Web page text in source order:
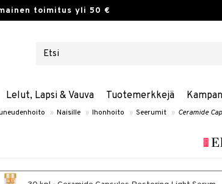
toimitus yli 50 €
Lelut, Lapsi & Vauva Tuotemerkkejä
» Naisille » Ihonhoito » Seerumit » Ceramide